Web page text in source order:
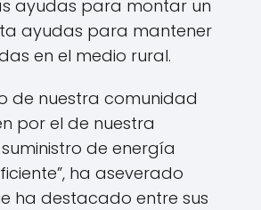
ayudas para montar un
ayudas para mantener
en el medio rural.
de nuestra comunidad
por el de nuestra
de energía
ha aseverado
ha destacado entre sus